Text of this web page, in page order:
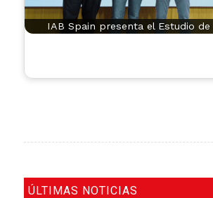
IAB Spain presenta el Estudio
ÚLTIMAS NOTICIAS